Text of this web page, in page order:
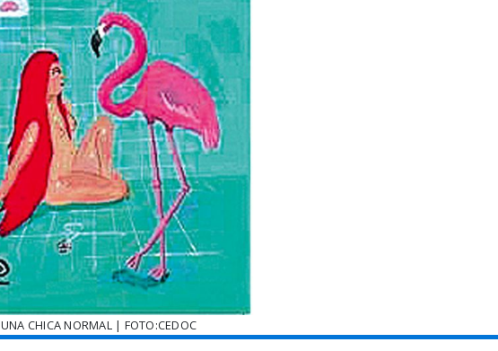
UNA CHICA NORMAL | FOTO:CEDOC